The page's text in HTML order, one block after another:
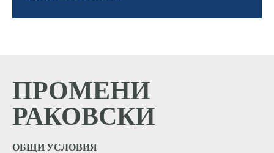
ПРОМЕНИ
РАКОВСКИ
ОБЩИ УСЛОВИЯ